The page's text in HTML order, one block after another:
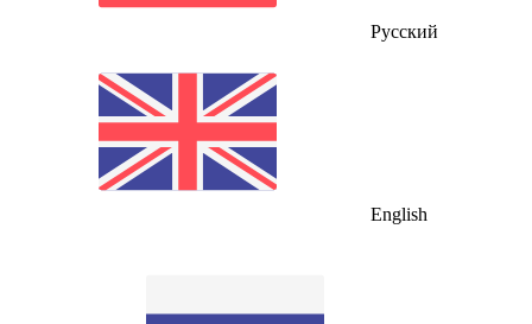
Русский
English